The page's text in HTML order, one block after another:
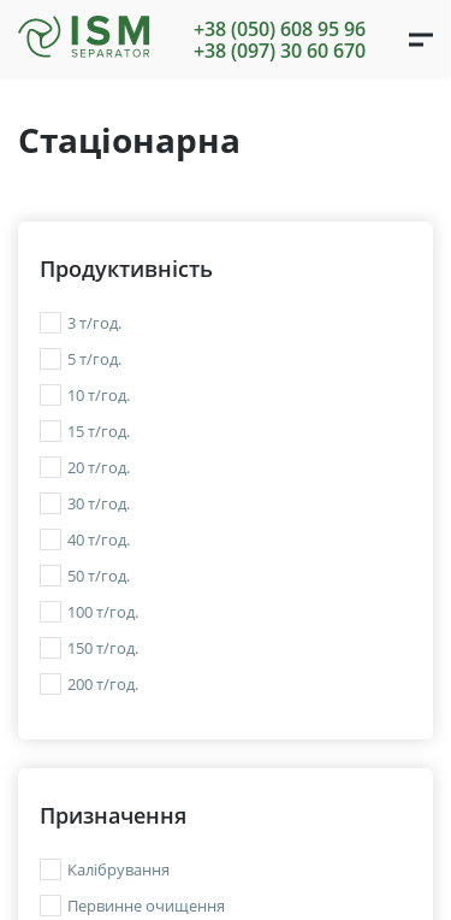
+38 (050) 608 95 96
+38 (097) 30 60 670
Стаціонарна
Продуктивність
3 т/год.
5 т/год.
10 т/год.
15 т/год.
20 т/год.
30 т/год.
40 т/год.
50 т/год.
100 т/год.
150 т/год.
200 т/год.
Призначення
Калібрування
Первинне очищення